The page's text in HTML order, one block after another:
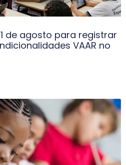
de agosto para registrar
VAAR no